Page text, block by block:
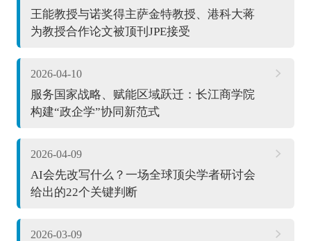
王能教授与诺奖得主萨金特教授、港科大蒋
为教授合作论文被顶刊JPE接受
2026-04-10
服务国家战略、赋能区域跃迁：长江商学院
构建“政企学”协同新范式
2026-04-09
AI会先改写什么？一场全球顶尖学者研讨会
给出的22个关键判断
2026-03-09